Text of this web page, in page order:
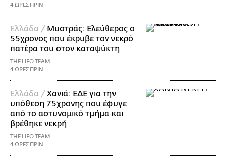
4 ΩΡΕΣ ΠΡΙΝ
Ελλάδα / Μυστράς: Ελεύθερος ο
55χρονος που έκρυβε τον νεκρό
πατέρα του στον καταψύκτη
THE LIFO TEAM
4 ΩΡΕΣ ΠΡΙΝ
Ελλάδα /Χανιά: ΕΔΕ για την
υπόθεση 75χρονης που έφυγε
από το αστυνομικό τμήμα και
βρέθηκε νεκρή
THE LIFO TEAM
4 ΩΡΕΣ ΠΡΙΝ